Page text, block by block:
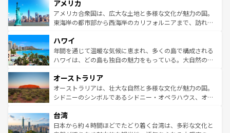
ンツ一覧を参照してほしい。
の建物がそのまま残る町や、スイスならではのユニークな
博物館もあり、アルプス観光だけでなく町歩きも満喫する
ことができる。国民の所得が高いため物価も高いが、旅行
ば市内交通費無料で観光を楽しむこともできる。 なお、新
着のスイス情報はコンテンツ一覧 を参照してほしい。
アメリカ
アメリカ合衆国は、広大な土地と多様な文化が魅力の国。
東海岸の都市部から西海岸のカリフォルニアまで、訪れる
のような巨大都市は、観光、ショッピング、エンターテイ
ンメントが詰まった刺激的なスポットだ。一方、アメリカ
西部には大自然が広がり、グランドキャニオンやイエロー
部のニューオーリンズでは、音楽と美食が融合した独特の
文化が魅力。旅行者はアメリカの各地域で異なる魅力を楽
しみながら、その多様性と豊かな歴史を感じることができ
ならではの贅沢な旅のスタイルだ。 なお、新着のアメリカ
情報はコンテンツ一覧を参照してほしい。
ハワイ
年間を通じて温暖な気候に恵まれ、多くの島で構成される
ハワイは、どの島も独自の魅力をもっている。大自然の神
ワイ島は見逃せない。また、定番の観光地といえばオアフ
島だが、静かな自然を求めるならマウイ島やカウアイ島が
おすすめ。エメラルドグリーンに輝く海をはじめ、豊かな
れるおもてなしの心で訪れる人々を迎えてくれるハワイの
人々、おいしいローカルフードやハワイアンミュージッ
オーストラリア
オーストラリアは、壮大な自然と多様な文化が魅力の国。
シドニーのシンボルであるシドニー・オペラハウス、オー
リアリーフや大陸中央部にそびえるウルル（エアーズロッ
ク）、タスマニアの美しい原生林やケアンズの熱帯雨林な
台湾
日本から約４時間ほどでたどり着く台湾は、多彩な文化と